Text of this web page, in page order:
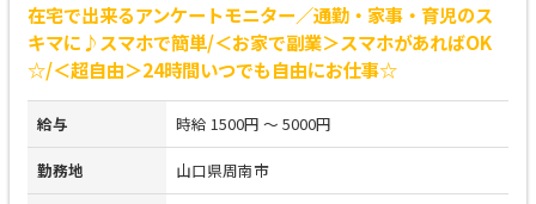
在宅で出来るアンケートモニター／通勤・家事・育児のス
キマに♪スマホで簡単/＜お家で副業＞スマホがあればOK
☆/＜超自由＞24時間いつでも自由にお仕事☆
給与 時給 1500円 ～ 5000円
勤務地 山口県周南市